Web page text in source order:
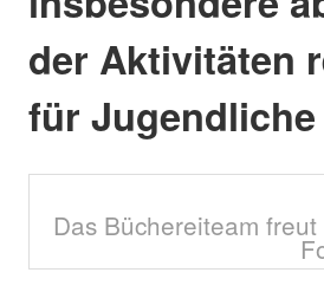
der Aktivitäten
für
Das Büchereiteam